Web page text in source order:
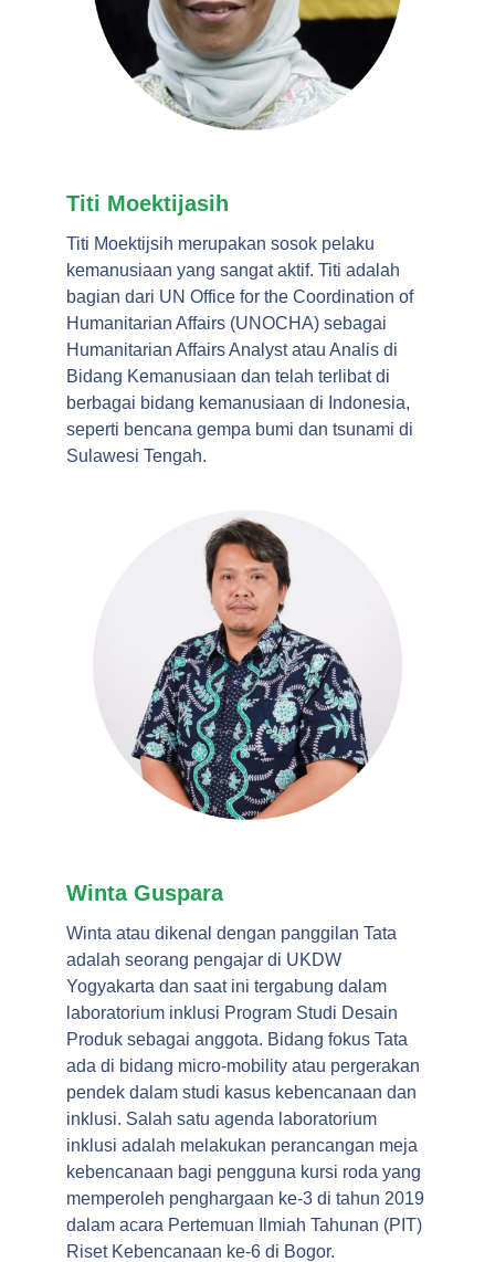
Titi Moektijasih
Titi Moektijsih merupakan sosok pelaku
kemanusiaan yang sangat aktif. Titi adalah
bagian dari UN Office for the Coordination of
Humanitarian Affairs (UNOCHA) sebagai
Humanitarian Affairs Analyst atau Analis di
Bidang Kemanusiaan dan telah terlibat di
berbagai bidang kemanusiaan di Indonesia,
seperti bencana gempa bumi dan tsunami di
Sulawesi Tengah.
Winta Guspara
Winta atau dikenal dengan panggilan Tata
adalah seorang pengajar di UKDW
Yogyakarta dan saat ini tergabung dalam
laboratorium inklusi Program Studi Desain
Produk sebagai anggota. Bidang fokus Tata
ada di bidang micro-mobility atau pergerakan
pendek dalam studi kasus kebencanaan dan
inklusi. Salah satu agenda laboratorium
inklusi adalah melakukan perancangan meja
kebencanaan bagi pengguna kursi roda yang
memperoleh penghargaan ke-3 di tahun 2019
dalam acara Pertemuan Ilmiah Tahunan (PIT)
Riset Kebencanaan ke-6 di Bogor.